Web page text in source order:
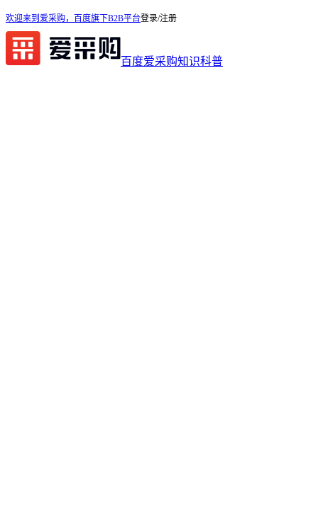
欢迎来到爱采购，百度旗下B2B平台登录/注册
百度爱采购知识科普